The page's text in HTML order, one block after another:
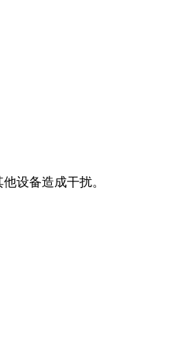
设备造成干扰。